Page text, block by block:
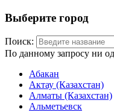
Выберите город
Поиск:
По данному запросу ни
Абакан
Актау (Казахстан)
Алматы (Казахстан)
Альметьевск